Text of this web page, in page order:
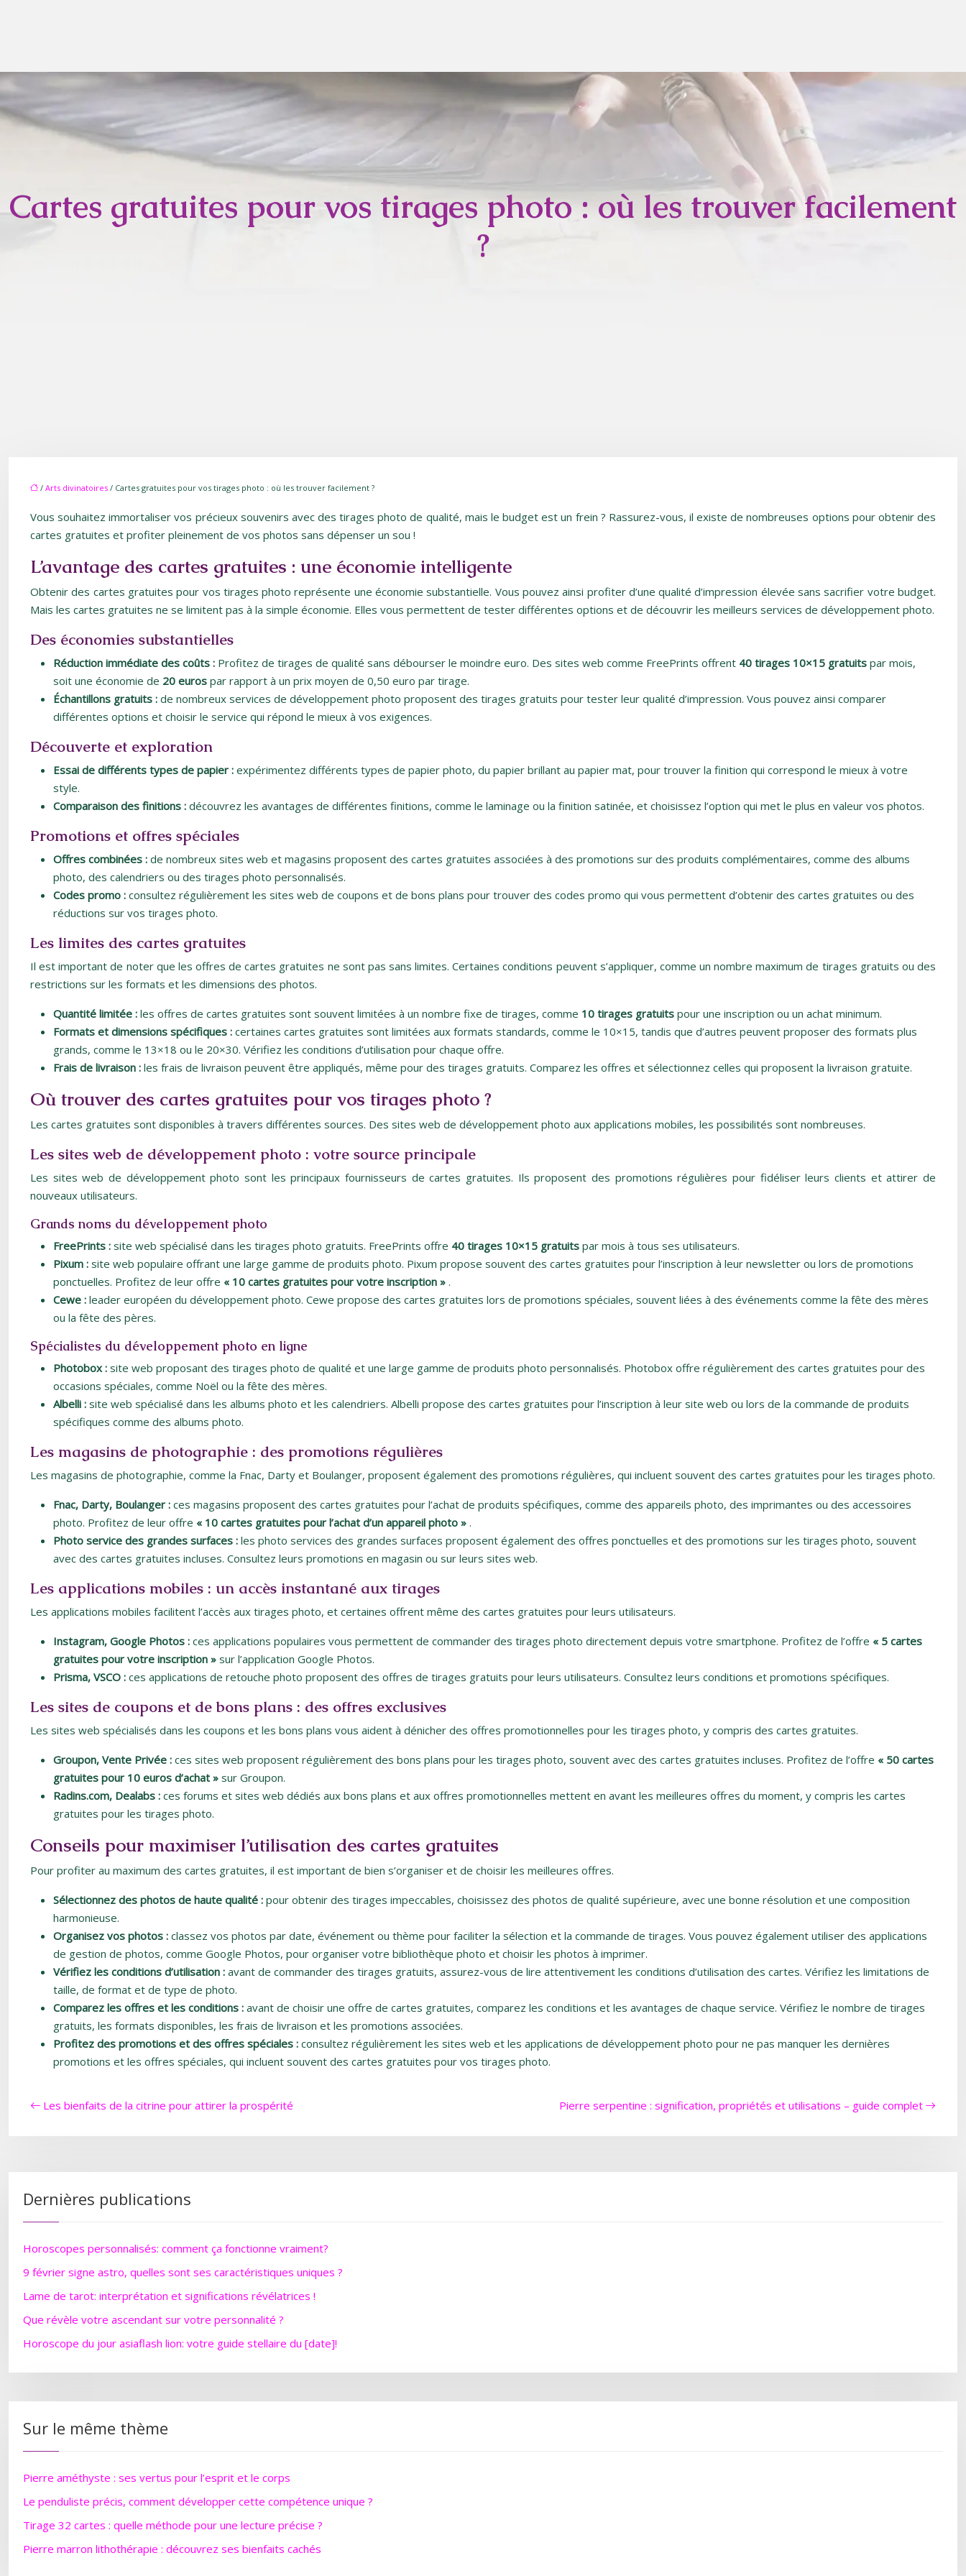
Cartes gratuites pour vos tirages photo : où les trouver facilement
?
/ Arts divinatoires / Cartes gratuites pour vos tirages photo : où les trouver facilement ?
Vous souhaitez immortaliser vos précieux souvenirs avec des tirages photo de qualité, mais le budget est un frein ? Rassurez-vous, il existe de nombreuses options pour obtenir des
cartes gratuites et profiter pleinement de vos photos sans dépenser un sou !
L’avantage des cartes gratuites : une économie intelligente
Obtenir des cartes gratuites pour vos tirages photo représente une économie substantielle. Vous pouvez ainsi profiter d’une qualité d’impression élevée sans sacrifier votre budget.
Mais les cartes gratuites ne se limitent pas à la simple économie. Elles vous permettent de tester différentes options et de découvrir les meilleurs services de développement photo.
Des économies substantielles
Réduction immédiate des coûts : Profitez de tirages de qualité sans débourser le moindre euro. Des sites web comme FreePrints offrent 40 tirages 10×15 gratuits par mois,
soit une économie de 20 euros par rapport à un prix moyen de 0,50 euro par tirage.
Échantillons gratuits : de nombreux services de développement photo proposent des tirages gratuits pour tester leur qualité d’impression. Vous pouvez ainsi comparer
différentes options et choisir le service qui répond le mieux à vos exigences.
Découverte et exploration
Essai de différents types de papier : expérimentez différents types de papier photo, du papier brillant au papier mat, pour trouver la finition qui correspond le mieux à votre
style.
Comparaison des finitions : découvrez les avantages de différentes finitions, comme le laminage ou la finition satinée, et choisissez l’option qui met le plus en valeur vos photos.
Promotions et offres spéciales
Offres combinées : de nombreux sites web et magasins proposent des cartes gratuites associées à des promotions sur des produits complémentaires, comme des albums
photo, des calendriers ou des tirages photo personnalisés.
Codes promo : consultez régulièrement les sites web de coupons et de bons plans pour trouver des codes promo qui vous permettent d’obtenir des cartes gratuites ou des
réductions sur vos tirages photo.
Les limites des cartes gratuites
Il est important de noter que les offres de cartes gratuites ne sont pas sans limites. Certaines conditions peuvent s’appliquer, comme un nombre maximum de tirages gratuits ou des
restrictions sur les formats et les dimensions des photos.
Quantité limitée : les offres de cartes gratuites sont souvent limitées à un nombre fixe de tirages, comme 10 tirages gratuits pour une inscription ou un achat minimum.
Formats et dimensions spécifiques : certaines cartes gratuites sont limitées aux formats standards, comme le 10×15, tandis que d’autres peuvent proposer des formats plus
grands, comme le 13×18 ou le 20×30. Vérifiez les conditions d’utilisation pour chaque offre.
Frais de livraison : les frais de livraison peuvent être appliqués, même pour des tirages gratuits. Comparez les offres et sélectionnez celles qui proposent la livraison gratuite.
Où trouver des cartes gratuites pour vos tirages photo ?
Les cartes gratuites sont disponibles à travers différentes sources. Des sites web de développement photo aux applications mobiles, les possibilités sont nombreuses.
Les sites web de développement photo : votre source principale
Les sites web de développement photo sont les principaux fournisseurs de cartes gratuites. Ils proposent des promotions régulières pour fidéliser leurs clients et attirer de
nouveaux utilisateurs.
Grands noms du développement photo
FreePrints : site web spécialisé dans les tirages photo gratuits. FreePrints offre 40 tirages 10×15 gratuits par mois à tous ses utilisateurs.
Pixum : site web populaire offrant une large gamme de produits photo. Pixum propose souvent des cartes gratuites pour l’inscription à leur newsletter ou lors de promotions
ponctuelles. Profitez de leur offre « 10 cartes gratuites pour votre inscription » .
Cewe : leader européen du développement photo. Cewe propose des cartes gratuites lors de promotions spéciales, souvent liées à des événements comme la fête des mères
ou la fête des pères.
Spécialistes du développement photo en ligne
Photobox : site web proposant des tirages photo de qualité et une large gamme de produits photo personnalisés. Photobox offre régulièrement des cartes gratuites pour des
occasions spéciales, comme Noël ou la fête des mères.
Albelli : site web spécialisé dans les albums photo et les calendriers. Albelli propose des cartes gratuites pour l’inscription à leur site web ou lors de la commande de produits
spécifiques comme des albums photo.
Les magasins de photographie : des promotions régulières
Les magasins de photographie, comme la Fnac, Darty et Boulanger, proposent également des promotions régulières, qui incluent souvent des cartes gratuites pour les tirages photo.
Fnac, Darty, Boulanger : ces magasins proposent des cartes gratuites pour l’achat de produits spécifiques, comme des appareils photo, des imprimantes ou des accessoires
photo. Profitez de leur offre « 10 cartes gratuites pour l’achat d’un appareil photo » .
Photo service des grandes surfaces : les photo services des grandes surfaces proposent également des offres ponctuelles et des promotions sur les tirages photo, souvent
avec des cartes gratuites incluses. Consultez leurs promotions en magasin ou sur leurs sites web.
Les applications mobiles : un accès instantané aux tirages
Les applications mobiles facilitent l’accès aux tirages photo, et certaines offrent même des cartes gratuites pour leurs utilisateurs.
Instagram, Google Photos : ces applications populaires vous permettent de commander des tirages photo directement depuis votre smartphone. Profitez de l’offre « 5 cartes
gratuites pour votre inscription » sur l’application Google Photos.
Prisma, VSCO : ces applications de retouche photo proposent des offres de tirages gratuits pour leurs utilisateurs. Consultez leurs conditions et promotions spécifiques.
Les sites de coupons et de bons plans : des offres exclusives
Les sites web spécialisés dans les coupons et les bons plans vous aident à dénicher des offres promotionnelles pour les tirages photo, y compris des cartes gratuites.
Groupon, Vente Privée : ces sites web proposent régulièrement des bons plans pour les tirages photo, souvent avec des cartes gratuites incluses. Profitez de l’offre « 50 cartes
gratuites pour 10 euros d’achat » sur Groupon.
Radins.com, Dealabs : ces forums et sites web dédiés aux bons plans et aux offres promotionnelles mettent en avant les meilleures offres du moment, y compris les cartes
gratuites pour les tirages photo.
Conseils pour maximiser l’utilisation des cartes gratuites
Pour profiter au maximum des cartes gratuites, il est important de bien s’organiser et de choisir les meilleures offres.
Sélectionnez des photos de haute qualité : pour obtenir des tirages impeccables, choisissez des photos de qualité supérieure, avec une bonne résolution et une composition
harmonieuse.
Organisez vos photos : classez vos photos par date, événement ou thème pour faciliter la sélection et la commande de tirages. Vous pouvez également utiliser des applications
de gestion de photos, comme Google Photos, pour organiser votre bibliothèque photo et choisir les photos à imprimer.
Vérifiez les conditions d’utilisation : avant de commander des tirages gratuits, assurez-vous de lire attentivement les conditions d’utilisation des cartes. Vérifiez les limitations de
taille, de format et de type de photo.
Comparez les offres et les conditions : avant de choisir une offre de cartes gratuites, comparez les conditions et les avantages de chaque service. Vérifiez le nombre de tirages
gratuits, les formats disponibles, les frais de livraison et les promotions associées.
Profitez des promotions et des offres spéciales : consultez régulièrement les sites web et les applications de développement photo pour ne pas manquer les dernières
promotions et les offres spéciales, qui incluent souvent des cartes gratuites pour vos tirages photo.
Les bienfaits de la citrine pour attirer la prospérité Pierre serpentine : signification, propriétés et utilisations – guide complet
Dernières publications
Horoscopes personnalisés: comment ça fonctionne vraiment?
9 février signe astro, quelles sont ses caractéristiques uniques ?
Lame de tarot: interprétation et significations révélatrices !
Que révèle votre ascendant sur votre personnalité ?
Horoscope du jour asiaflash lion: votre guide stellaire du [date]!
Sur le même thème
Pierre améthyste : ses vertus pour l’esprit et le corps
Le penduliste précis, comment développer cette compétence unique ?
Tirage 32 cartes : quelle méthode pour une lecture précise ?
Pierre marron lithothérapie : découvrez ses bienfaits cachés